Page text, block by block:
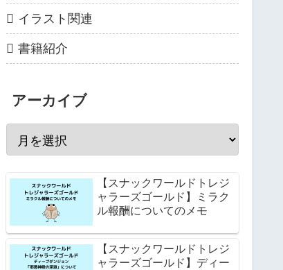
イラスト関連
書籍紹介
アーカイブ
【スナックワールドトレジ
ャラーズゴールド】ミラク
ル報酬についてのメモ
【スナックワールドトレジ
ャラーズゴールド】ディー